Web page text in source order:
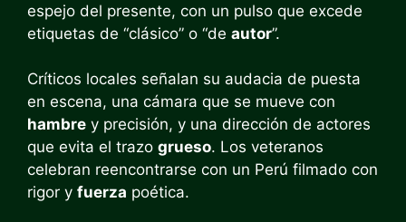
espejo del presente, con un pulso que excede
etiquetas de “clásico” o “de autor”.
Críticos locales señalan su audacia de puesta
en escena, una cámara que se mueve con
hambre y precisión, y una dirección de actores
que evita el trazo grueso. Los veteranos
celebran reencontrarse con un Perú filmado con
rigor y fuerza poética.